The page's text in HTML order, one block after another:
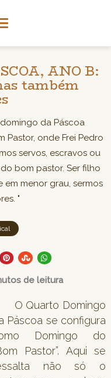
ANO B:
também
da Páscoa
onde Frei Pedro
servos, escravos ou
bom pastor. Ser filho
em menor grau, sermos
"
de leitura
Quarto Domingo
Páscoa se configura
Domingo do
Pastor”. Aqui se
não só o